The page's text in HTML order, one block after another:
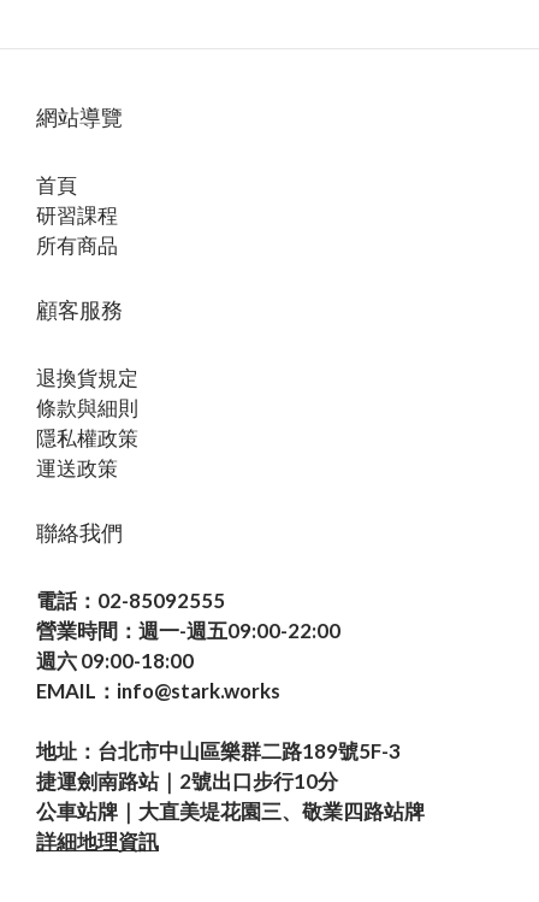
網站導覽
首頁
研習課程
所有商品
顧客服務
退換貨規定
條款與細則
隱私權政策
運送政策
聯絡我們
電話：02-85092555
營業時間：週一-週五09:00-22:00
週六 09:00-18:00
EMAIL：info@stark.works
地址：台北市中山區樂群二路189號5F-3
捷運劍南路站｜2號出口步行10分
公車站牌｜大直美堤花園三、敬業四路站牌
詳細地理資訊